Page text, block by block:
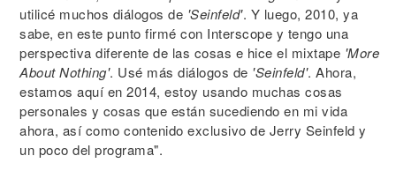
utilicé muchos diálogos de 'Seinfeld'. Y luego, 2010, ya
sabe, en este punto firmé con Interscope y tengo una
perspectiva diferente de las cosas e hice el mixtape 'More
About Nothing'. Usé más diálogos de 'Seinfeld'. Ahora,
estamos aquí en 2014, estoy usando muchas cosas
personales y cosas que están sucediendo en mi vida
ahora, así como contenido exclusivo de Jerry Seinfeld y
un poco del programa".